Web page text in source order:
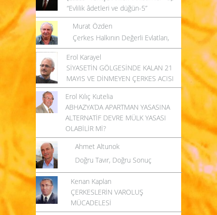
“Evlilik âdetleri ve düğün-5”
Murat Özden
Çerkes Halkının Değerli Evlatları,
Erol Karayel
SİYASETİN GÖLGESİNDE KALAN 21
MAYIS VE DİNMEYEN ÇERKES ACISI
Erol Kılıç Kutelia
ABHAZYA’DA APARTMAN YASASINA
ALTERNATİF DEVRE MÜLK YASASI
OLABİLİR Mİ?
Ahmet Altunok
Doğru Tavır, Doğru Sonuç
Kenan Kaplan
ÇERKESLERİN VAROLUŞ
MÜCADELESİ